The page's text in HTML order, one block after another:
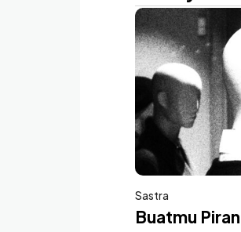
Sastra
Buatmu